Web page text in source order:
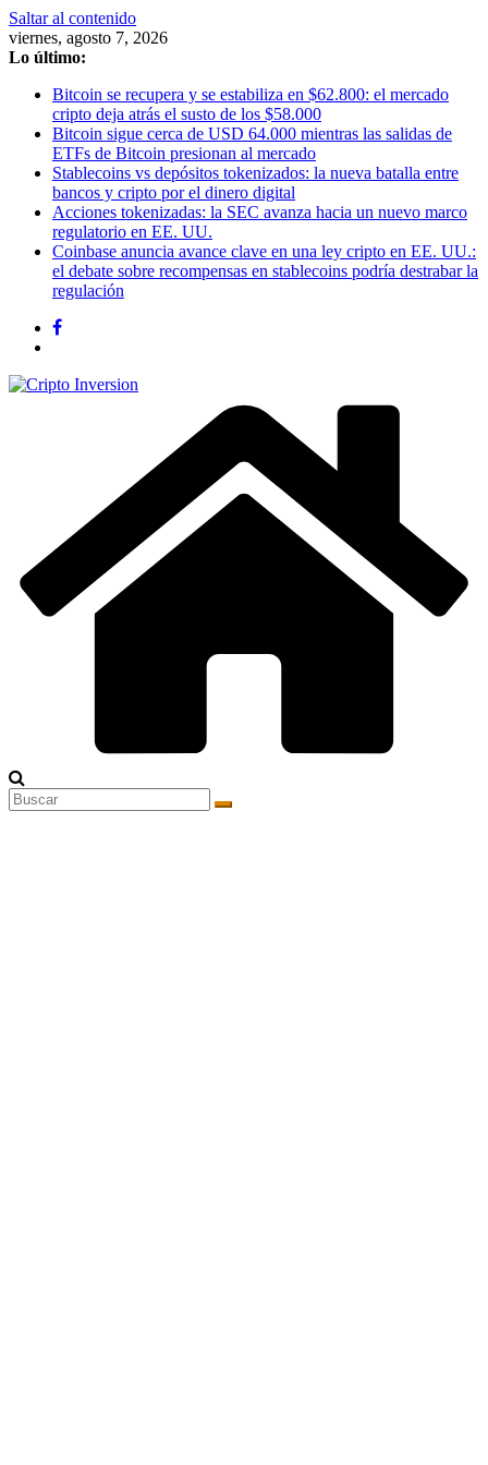
Saltar al contenido
viernes, agosto 7, 2026
Lo último:
Bitcoin se recupera y se estabiliza en $62.800: el mercado
cripto deja atrás el susto de los $58.000
Bitcoin sigue cerca de USD 64.000 mientras las salidas de
ETFs de Bitcoin presionan al mercado
Stablecoins vs depósitos tokenizados: la nueva batalla entre
bancos y cripto por el dinero digital
Acciones tokenizadas: la SEC avanza hacia un nuevo marco
regulatorio en EE. UU.
Coinbase anuncia avance clave en una ley cripto en EE. UU.:
el debate sobre recompensas en stablecoins podría destrabar la
regulación